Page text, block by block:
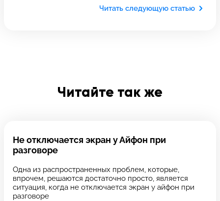
Читать следующую статью
Читайте так же
Не отключается экран у Айфон при
разговоре
Одна из распространенных проблем, которые,
впрочем, решаются достаточно просто, является
ситуация, когда не отключается экран у айфон при
разговоре
Введите номер договора
Напишите свой отзыв